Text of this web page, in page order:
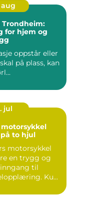
aug
Trondheim:
for hjem og
oppstår eller
på plass, kan
jul
to hjul
motorsykkel
en trygg og
til
Ku...